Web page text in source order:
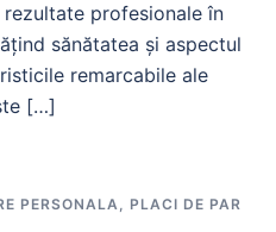
profesionale în
sănătatea și aspectul
remarcabile ale
[…]
PERSONALA, PLACI DE PAR